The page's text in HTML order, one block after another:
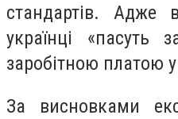
стандартів.
українці «пасуть
заробітною платою
За висновками